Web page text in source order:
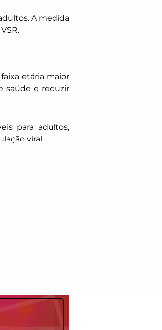
A medida
etária maior
saúde e reduzir
para adultos,
viral.